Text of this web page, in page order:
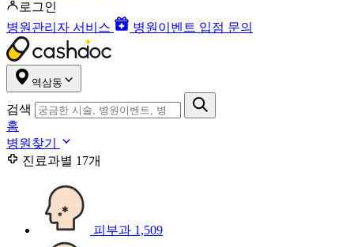
로그인
병원관리자 서비스
병원이벤트 입점 문의
역삼동
검색
홈
병원찾기
진료과별 17개
피부과 1,509